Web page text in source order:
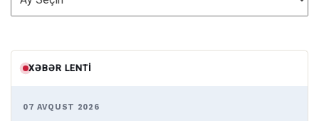
XƏBƏR LENTI
07 AVQUST 2026